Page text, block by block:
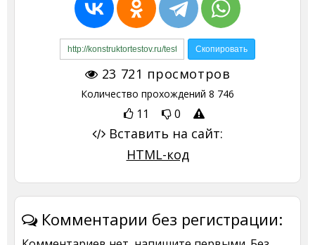
23 721 просмотров
Количество прохождений 8 746
11 0
Вставить на сайт:
HTML-код
Комментарии без регистрации: